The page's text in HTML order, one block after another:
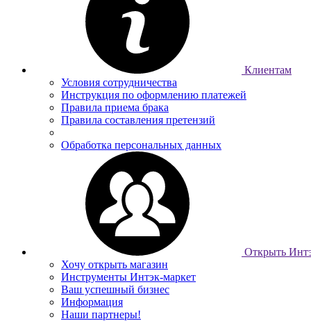
Клиентам
Условия сотрудничества
Инструкция по оформлению платежей
Правила приема брака
Правила составления претензий
Обработка персональных данных
Открыть
Хочу открыть магазин
Инструменты Интэк-маркет
Ваш успешный бизнес
Информация
Наши партнеры!